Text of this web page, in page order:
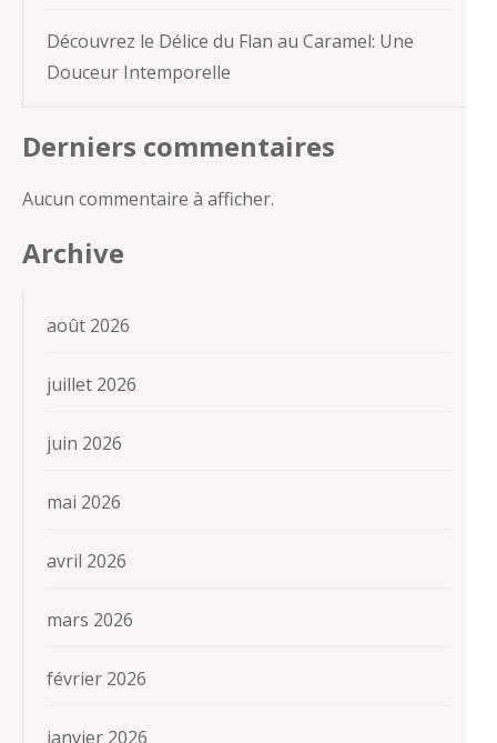
Découvrez le Délice du Flan au Caramel: Une
Douceur Intemporelle
Derniers commentaires
Aucun commentaire à afficher.
Archive
août 2026
juillet 2026
juin 2026
mai 2026
avril 2026
mars 2026
février 2026
janvier 2026